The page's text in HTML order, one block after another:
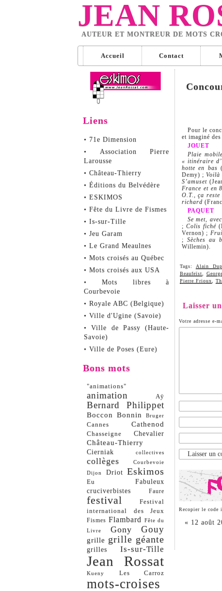
Accueil Contact
JEAN
AUTEUR ET MONTREUR DE MOTS
Pour le
et imaginé
JOUET
Plaie mobile
« itinéraire
hotte en bas
Demy) ;Voilà
S’amuset
France et en
O.T., ça reste
richard
PAQUET
Se met,
; Colis fiché
Vernon) ;
; Sèches au
Willemin).
Tags: Alain
Beaufeïst
Pierre Frioux
Laisser
Votre adresse e-
Recopier le code
« 12 août
Liens
• 71e Dimension
• Association Pierre
Larousse
• Château-Thierry
• Éditions du Belvédère
• ESKIMOS
• Fête du Livre de Fismes
• Is-sur-Tille
• Jeu Garam
• Le Grand Meaulnes
• Mots croisés au Québec
• Mots croisés aux USA
• Mots libres à
Courbevoie
• Royale ABC (Belgique)
• Ville d'Ugine (Savoie)
• Ville de Passy (Haute-
Savoie)
• Ville de Poses (Eure)
Bons mots
"animations"
animation Aÿ
Bernard Philippet
Boccon Bonnin Bruger
Cannes Cathenod
Chasseigne Chevalier
Château-Thierry
Cierniak collectives
collèges
Courbevoie
Dijon
Driot Eskimos
Eu
Fabuleux
cruciverbistes
Faure
festival
Festival
international des Jeux
Fismes Flambard
Fête du
Livre
Gony Gouy
grille grille géante
grilles Is-sur-Tille
Jean Rossat
Kueny Les Carroz
mots-croises